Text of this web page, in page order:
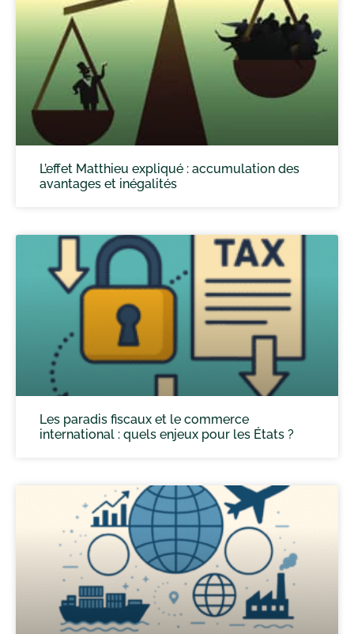
L’effet Matthieu expliqué : accumulation des
avantages et inégalités
Les paradis fiscaux et le commerce
international : quels enjeux pour les États ?